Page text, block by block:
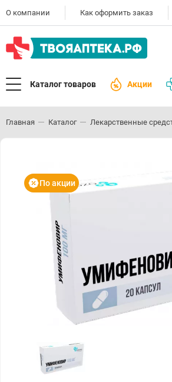
О компании Как оформить заказ
Каталог товаров Акции
Главная Каталог Лекарственные
По акции